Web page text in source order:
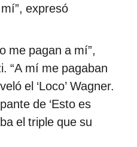
expresó
me pagan a mí”,
“A mí me pagaban
el ‘Loco’ Wagner.
de ‘Esto es
el triple que su